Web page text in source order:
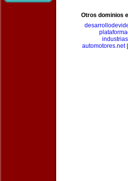
Otros dominios
automotores.net|